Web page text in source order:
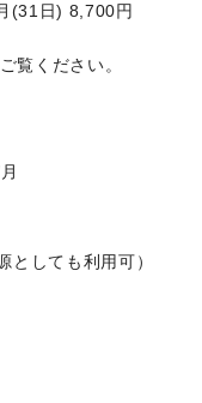
(31日) 8,700円
覧ください。
としても利用可）